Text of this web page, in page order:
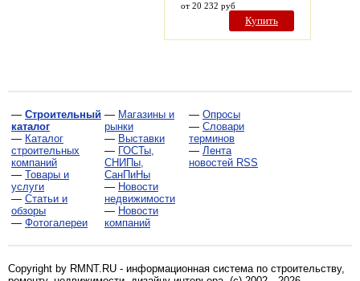
от 20 232 руб
Купить
— Строительный
каталог
— Каталог
строительных
компаний
— Товары и
услуги
— Статьи и
обзоры
— Фотогалереи
— Магазины и
рынки
— Выставки
— ГОСТы,
СНИПы,
СанПиНы
— Новости
недвижимости
— Новости
компаний
— Опросы
— Словари
терминов
— Лента
новостей RSS
Copyright by RMNT.RU - информационная система по строительству,